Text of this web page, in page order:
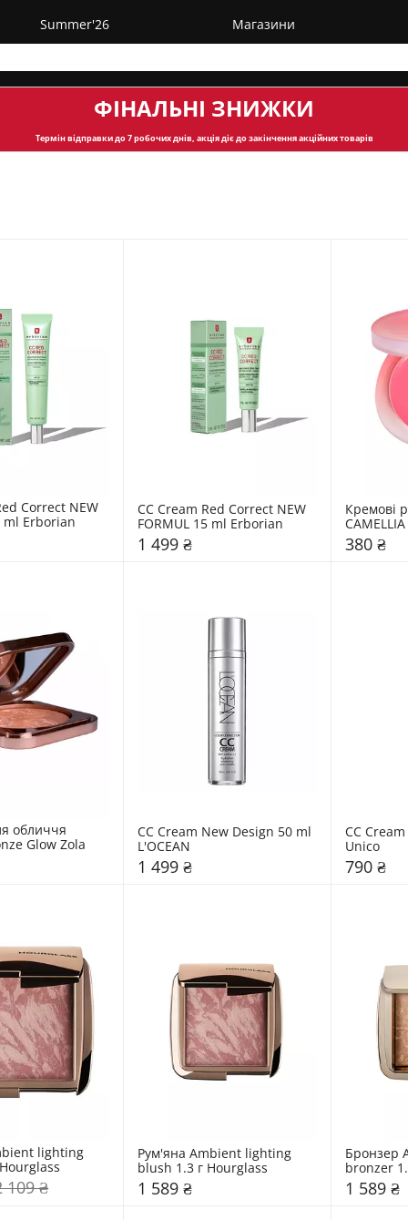
Summer'26 Магазини
ФІНАЛЬНІ ЗНИЖКИ
Термін відправкидо 7 робочих днів, акція діє до закінчення акційних товарів
Correct NEW
ml Erborian
CC Cream Red Correct NEW
FORMUL 15 ml Erborian
1 499 ₴
Кремові
380 ₴
обличчя
Glow Zola
СС Cream New Design 50 ml
L'OCEAN
1 499 ₴
СС Cream
Unico
790 ₴
lighting
109 ₴
Рум'яна Ambient lighting
blush 1.3 г Hourglass
1 589 ₴
Бронзер
bronzer
1 589 ₴